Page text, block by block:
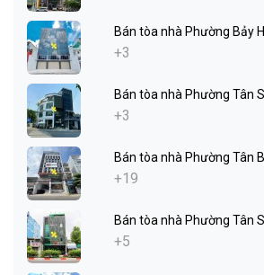
Bán tòa nhà Phường Bảy
+3
Bán tòa nhà Phường Tân
+3
Bán tòa nhà Phường Tân
+19
Bán tòa nhà Phường Tân
+5